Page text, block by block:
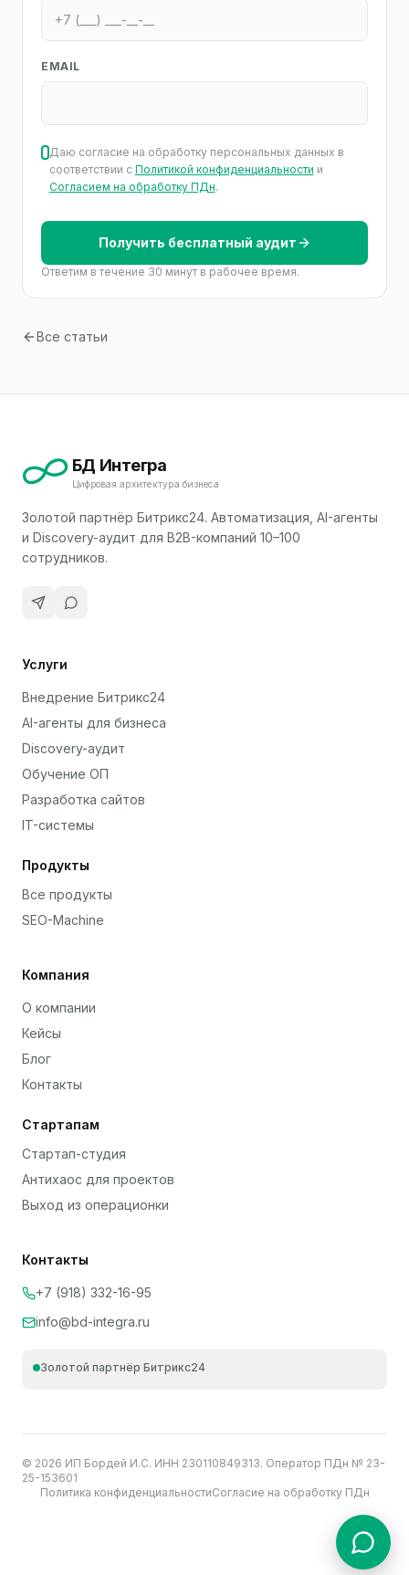
EMAIL
Даю согласие на обработку персональных данных в
соответствии с Политикой конфиденциальности и
Согласием на обработку ПДн.
Получить бесплатный аудит
Ответим в течение 30 минут в рабочее время.
Все статьи
БД Интегра
Цифровая архитектура бизнеса
Золотой партнёр Битрикс24. Автоматизация, AI-агенты
и Discovery-аудит для B2B-компаний 10–100
сотрудников.
Услуги
Внедрение Битрикс24
AI-агенты для бизнеса
Discovery-аудит
Обучение ОП
Разработка сайтов
IT-системы
Продукты
Все продукты
SEO-Machine
Компания
О компании
Кейсы
Блог
Контакты
Стартапам
Стартап-студия
Антихаос для проектов
Выход из операционки
Контакты
+7 (918) 332-16-95
info@bd-integra.ru
Золотой партнёр Битрикс24
© 2026 ИП Бордей И.С. ИНН 230110849313. Оператор ПДн № 23-
25-153601
Политика конфиденциальностиСогласие на обработку ПДн